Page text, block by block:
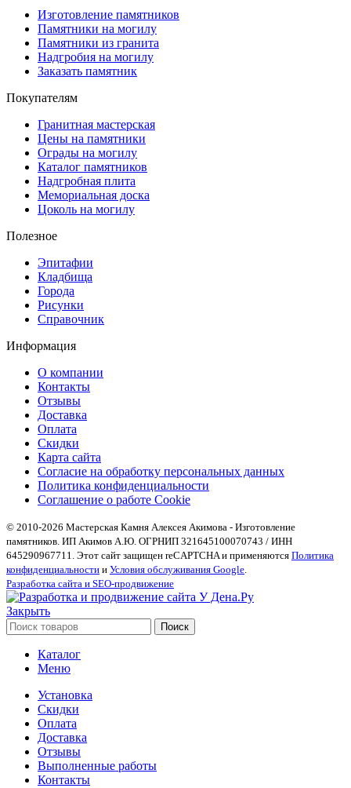
Изготовление памятников
Памятники на могилу
Памятники из гранита
Надгробия на могилу
Заказать памятник
Покупателям
Гранитная мастерская
Цены на памятники
Ограды на могилу
Каталог памятников
Надгробная плита
Мемориальная доска
Цоколь на могилу
Полезное
Эпитафии
Кладбища
Города
Рисунки
Справочник
Информация
О компании
Контакты
Отзывы
Доставка
Оплата
Скидки
Карта сайта
Согласие на обработку персональных данных
Политика конфиденциальности
Соглашение о работе Cookie
© 2010-2026 Мастерская Камня Алексея Акимова - Изготовление
памятников. ИП Акимов А.Ю. ОГРНИП 321645100070743 / ИНН
645290967711. Этот сайт защищен reCAPTCHA и применяются Политика
конфиденциальности и Условия обслуживания Google.
Разработка сайта и SEO-продвижение
Закрыть
Поиск
Каталог
Меню
Установка
Скидки
Оплата
Доставка
Отзывы
Выполненные работы
Контакты